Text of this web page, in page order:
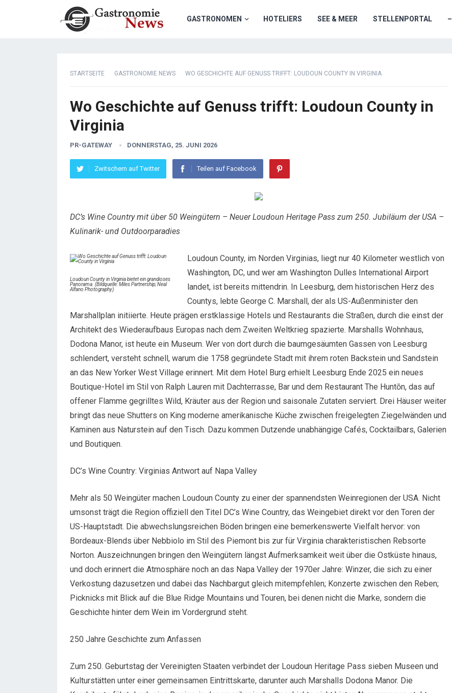
GASTRONOMEN HOTELIERS SEE & MEER STELLENPORTAL –
STARTSEITE GASTRONOMIE NEWS WO GESCHICHTE AUF GENUSS TRIFFT: LOUDOUN COUNTY IN VIRGINIA
Wo Geschichte auf Genuss trifft: Loudoun County in
Virginia
PR-GATEWAY DONNERSTAG, 25. JUNI 2026
Zwitschern auf Twitter Teilen auf Facebook
DC’s Wine Country mit über 50 Weingütern – Neuer Loudoun Heritage Pass zum 250. Jubiläum der USA –
Kulinarik- und Outdoorparadies
Loudoun County in Virginia bietet ein grandioses
Panorama. (Bildquelle: Miles Partnership; Neal
Alfano Photography)
Loudoun County, im Norden Virginias, liegt nur 40 Kilometer westlich von
Washington, DC, und wer am Washington Dulles International Airport
landet, ist bereits mittendrin. In Leesburg, dem historischen Herz des
Countys, lebte George C. Marshall, der als US-Außenminister den
Marshallplan initiierte. Heute prägen erstklassige Hotels und Restaurants die Straßen, durch die einst der
Architekt des Wiederaufbaus Europas nach dem Zweiten Weltkrieg spazierte. Marshalls Wohnhaus,
Dodona Manor, ist heute ein Museum. Wer von dort durch die baumgesäumten Gassen von Leesburg
schlendert, versteht schnell, warum die 1758 gegründete Stadt mit ihrem roten Backstein und Sandstein
an das New Yorker West Village erinnert. Mit dem Hotel Burg erhielt Leesburg Ende 2025 ein neues
Boutique-Hotel im Stil von Ralph Lauren mit Dachterrasse, Bar und dem Restaurant The Huntōn, das auf
offener Flamme gegrilltes Wild, Kräuter aus der Region und saisonale Zutaten serviert. Drei Häuser weiter
bringt das neue Shutters on King moderne amerikanische Küche zwischen freigelegten Ziegelwänden und
Kaminen aus Naturstein auf den Tisch. Dazu kommen Dutzende unabhängige Cafés, Cocktailbars, Galerien
und Boutiquen.
DC’s Wine Country: Virginias Antwort auf Napa Valley
Mehr als 50 Weingüter machen Loudoun County zu einer der spannendsten Weinregionen der USA. Nicht
umsonst trägt die Region offiziell den Titel DC’s Wine Country, das Weingebiet direkt vor den Toren der
US-Hauptstadt. Die abwechslungsreichen Böden bringen eine bemerkenswerte Vielfalt hervor: von
Bordeaux-Blends über Nebbiolo im Stil des Piemont bis zur für Virginia charakteristischen Rebsorte
Norton. Auszeichnungen bringen den Weingütern längst Aufmerksamkeit weit über die Ostküste hinaus,
und doch erinnert die Atmosphäre noch an das Napa Valley der 1970er Jahre: Winzer, die sich zu einer
Verkostung dazusetzen und dabei das Nachbargut gleich mitempfehlen; Konzerte zwischen den Reben;
Picknicks mit Blick auf die Blue Ridge Mountains und Touren, bei denen nicht die Marke, sondern die
Geschichte hinter dem Wein im Vordergrund steht.
250 Jahre Geschichte zum Anfassen
Zum 250. Geburtstag der Vereinigten Staaten verbindet der Loudoun Heritage Pass sieben Museen und
Kulturstätten unter einer gemeinsamen Eintrittskarte, darunter auch Marshalls Dodona Manor. Die